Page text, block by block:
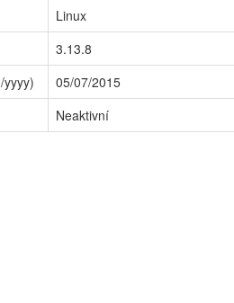
Linux
3.13.8
05/07/2015
Neaktivní